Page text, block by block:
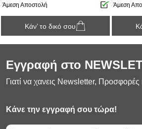
Άμεση Αποστολή
Κάν’ το δικό σου
Άμεση
Εγγραφή στο
Γιατί να χανεις Newsletter,
Κάνε την εγγραφή σου τώρα!